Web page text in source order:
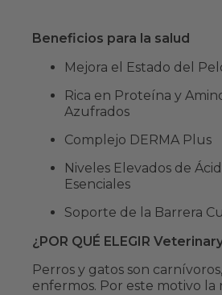
Beneficios para la salud
Mejora el Estado del
Rica en Proteína y
Azufrados
Complejo DERMA Plus
Niveles Elevados de
Esenciales
Soporte de la Barrera
¿POR QUÉ ELEGIR
Perros y gatos son
enfermos. Por este motivo la